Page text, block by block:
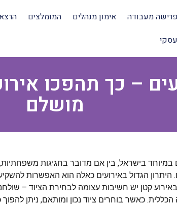
מעבודה אימון מנהלים המומלצים
– כך תהפכו
מושלם
במיוחד בישראל, בין אם מדובר בחגיגות
היתרון הגדול באירועים כאלה הוא האפשרות
קטן יש חשיבות עצומה לבחירת הציוד –
כאשר בוחרים ציוד נכון ומותאם, ניתן להפוך